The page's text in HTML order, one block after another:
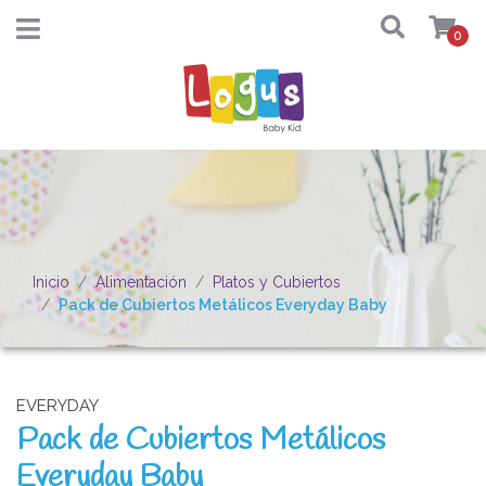
0
Inicio Alimentación
Platos y Cubiertos
Pack de Cubiertos Metálicos Everyday Baby
EVERYDAY
Pack de Cubiertos Metálicos